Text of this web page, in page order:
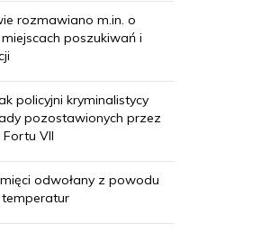
rozmawiano m.in. o
poszukiwań i
policyjni kryminalistycy
pozostawionych przez
VII
odwołany z powodu